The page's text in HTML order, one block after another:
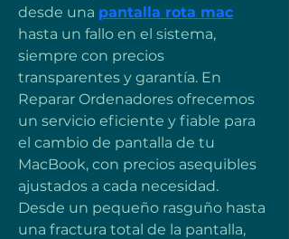
desde una pantalla rota mac
hasta un fallo en el sistema,
siempre con precios
transparentes y garantía. En
Reparar Ordenadores ofrecemos
un servicio eficiente y fiable para
el cambio de pantalla de tu
MacBook, con precios asequibles
ajustados a cada necesidad.
Desde un pequeño rasguño hasta
una fractura total de la pantalla,